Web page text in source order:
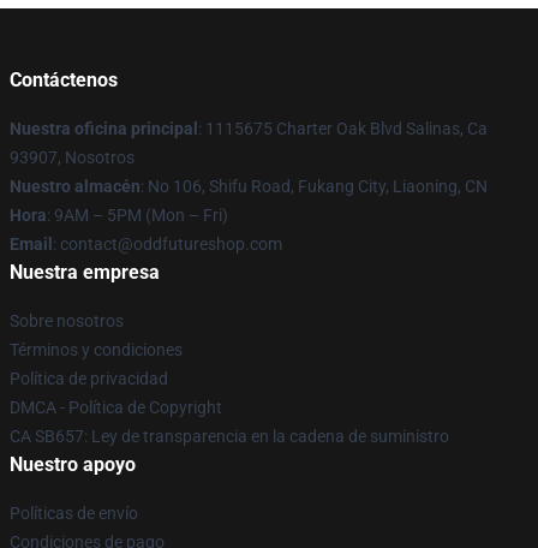
Contáctenos
Nuestra oficina principal : 1115675 Charter Oak Blvd Salinas, Ca
93907, Nosotros
Nuestro almacén: No 106, Shifu Road, Fukang City, Liaoning, CN
Hora: 9AM – 5PM (Mon – Fri)
Email : contact@oddfutureshop.com
Nuestra empresa
Sobre nosotros
Términos y condiciones
Política de privacidad
DMCA - Política de Copyright
CA SB657: Ley de transparencia en la cadena de suministro
Nuestro apoyo
Políticas de envío
Condiciones de pago